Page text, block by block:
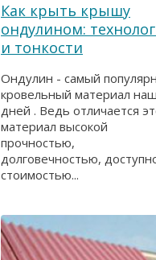
Как крыть крышу
ондулином:
и тонкости
Ондулин - самый
кровельный материал
дней . Ведь отличается
материал высокой
прочностью,
долговечностью,
стоимостью...